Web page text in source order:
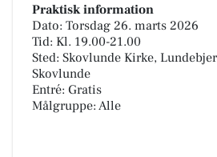
Praktisk information
Dato: Torsdag 26. marts 2026
Tid: Kl. 19.00-21.00
Sted: Skovlunde Kirke,
Skovlunde
Entré: Gratis
Målgruppe: Alle